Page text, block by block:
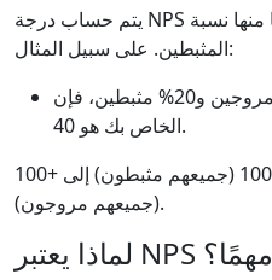
يتم حساب درجة NPS كنسبة المروجين مطروحًا منها نسبة
المثبطين. على سبيل المثال:
إذا كانت 60% من ردودك مروجين و20% مثبطين، فإن NPS
الخاص بك هو 40.
يمكن أن تتراوح الدرجة من -100 (جميعهم مثبطون) إلى +100
(جميعهم مروجون).
لماذا يعتبر NPS مهمًا؟